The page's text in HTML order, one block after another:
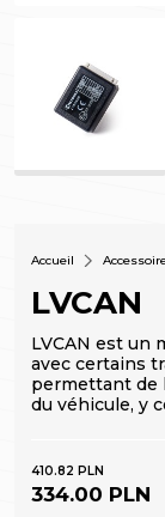
Accueil
LVCAN
LVCAN est un
avec certains
permettant de
du véhicule, y
410.82 PLN
334.00 PLN